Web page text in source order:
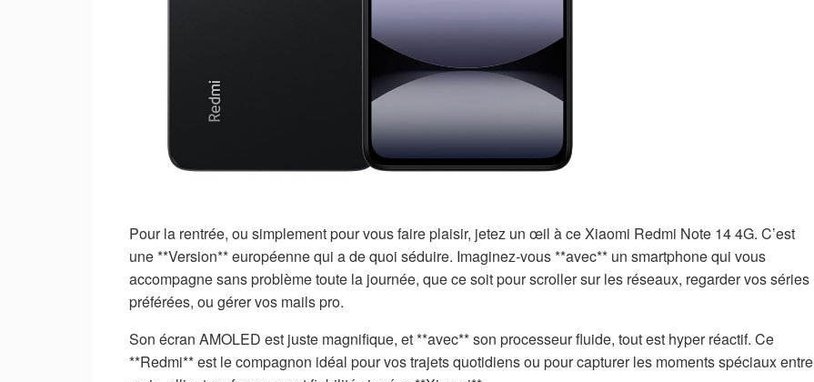
Pour la rentrée, ou simplement pour vous faire plaisir, jetez un œil à ce Xiaomi Redmi Note 14 4G. C’est
une **Version** européenne qui a de quoi séduire. Imaginez-vous **avec** un smartphone qui vous
accompagne sans problème toute la journée, que ce soit pour scroller sur les réseaux, regarder vos séries
préférées, ou gérer vos mails pro.
Son écran AMOLED est juste magnifique, et **avec** son processeur fluide, tout est hyper réactif. Ce
**Redmi** est le compagnon idéal pour vos trajets quotidiens ou pour capturer les moments spéciaux entre